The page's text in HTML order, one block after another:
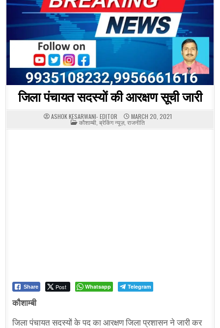
जिला पंचायत सदस्यों की आरक्षण सूची जारी
ASHOK KESARWANI- EDITOR MARCH 20, 2021
POSTED
IN
कौशाम्बी, ब्रेकिंग न्यूज़, राजनीति
Share Post Whatsapp Telegram
कौशाम्बी
जिला पंचायत सदस्यों के पद का आरक्षण जिला प्रशासन ने जारी कर